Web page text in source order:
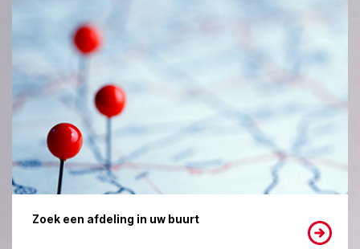
Zoek een afdeling in uw buurt